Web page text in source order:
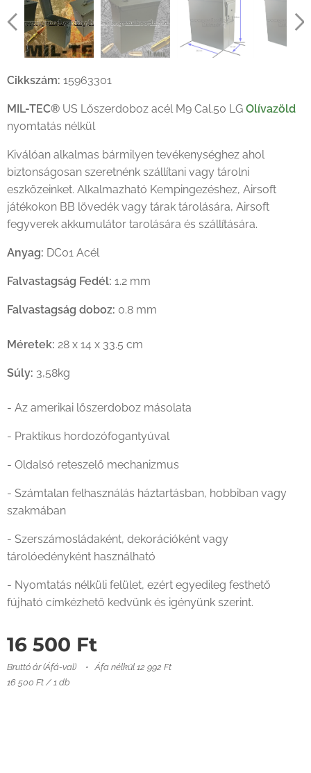
MIL-TEC® US Lőszerdoboz acél M9 Cal.50 LG Olívazöld
MIL-TEC® US Lőszerdoboz acél M9 Cal.50 LG Olívazöld
Cikkszám: 15963301
MIL-TEC® US Lőszerdoboz acél M9 Cal.50 LG Olívazöld
nyomtatás nélkül
Kiválóan alkalmas bármilyen tevékenységhez ahol
biztonságosan szeretnénk szállítani vagy tárolni
eszközeinket. Alkalmazható Kempingezéshez, Airsoft
játékokon BB lövedék vagy tárak tárolására, Airsoft
fegyverek akkumulátor tarolására és szállítására.
Anyag: DC01 Acél
Falvastagság Fedél: 1.2 mm
Falvastagság doboz: 0.8 mm
Méretek: 28 x 14 x 33.5 cm
Súly: 3,58kg
- Az amerikai lőszerdoboz másolata
- Praktikus hordozófogantyúval
- Oldalsó reteszelő mechanizmus
- Számtalan felhasználás háztartásban, hobbiban vagy
szakmában
- Szerszámosládaként, dekorációként vagy
tárolóedényként használható
- Nyomtatás nélküli felület, ezért egyedileg festhető
fújható címkézhető kedvünk és igényünk szerint.
16 500 Ft
Bruttó ár (Áfá-val)
Áfa nélkül 12 992 Ft
16 500 Ft / 1 db